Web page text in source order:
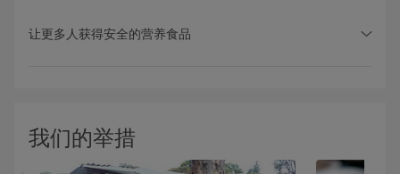
让更多人获得安全的营养食品
我们的举措